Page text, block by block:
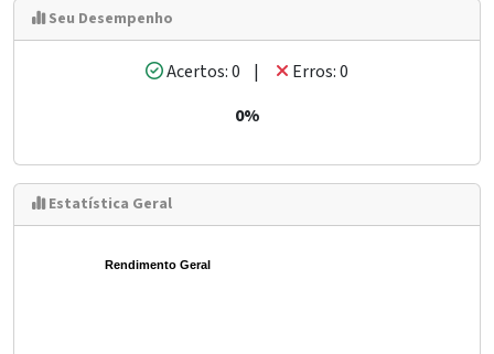
Seu Desempenho
Acertos: 0 |
Erros: 0
0%
Estatística Geral
Rendimento Geral